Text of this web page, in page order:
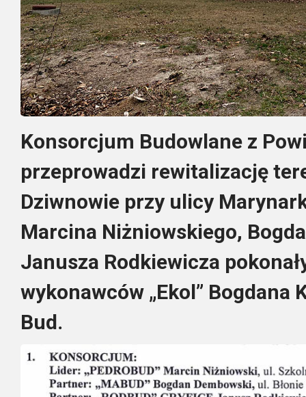
Konsorcjum Budowlane z
przeprowadzi rewitalizację
Dziwnowie przy ulicy
Marcina Niżniowskiego,
Janusza Rodkiewicza
wykonawców „Ekol” Bogdana
Bud.